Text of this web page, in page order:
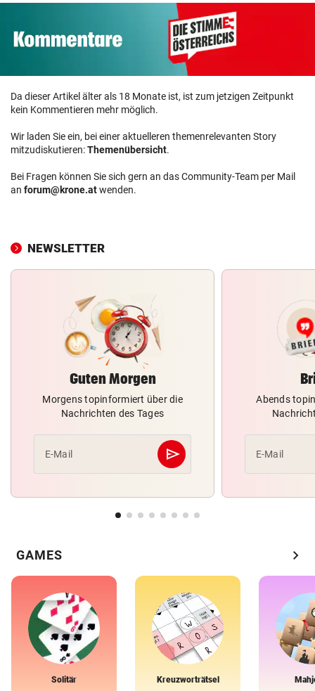
Da dieser Artikel älter als 18 Monate ist, ist zum jetzigen Zeitpunkt
kein Kommentieren mehr möglich.
Wir laden Sie ein, bei einer aktuelleren themenrelevanten Story
mitzudiskutieren:Themenübersicht.
Bei Fragen können Sie sich gern an das Community-Team per Mail
an forum@krone.atwenden.
NEWSLETTER
Guten Morgen
Morgens topinformiert über die
Nachrichten des Tages
E-Mail send
Abschicken
Abends
E-Mail
GAMES chevron_right
Solitär Kreuzworträtsel